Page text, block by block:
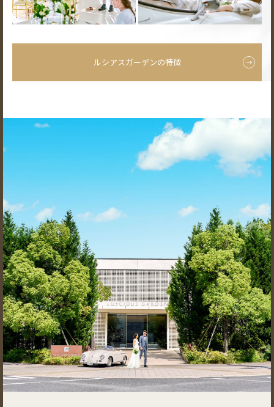
ルシアスガーデンの特徴